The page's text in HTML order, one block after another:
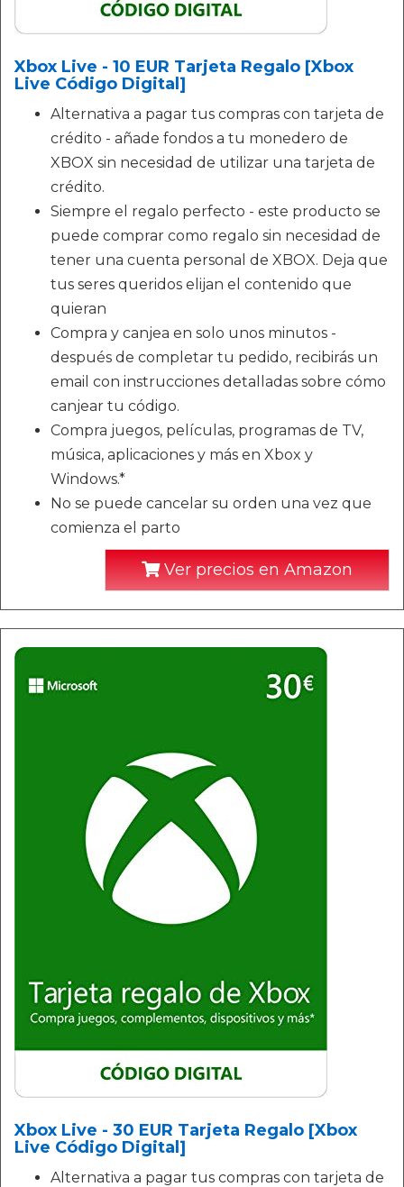
Xbox Live - 10 EUR Tarjeta Regalo [Xbox
Live Código Digital]
Alternativa a pagar tus compras con tarjeta de
crédito - añade fondos a tu monedero de
XBOX sin necesidad de utilizar una tarjeta de
crédito.
Siempre el regalo perfecto - este producto se
puede comprar como regalo sin necesidad de
tener una cuenta personal de XBOX. Deja que
tus seres queridos elijan el contenido que
quieran
Compra y canjea en solo unos minutos -
después de completar tu pedido, recibirás un
email con instrucciones detalladas sobre cómo
canjear tu código.
Compra juegos, películas, programas de TV,
música, aplicaciones y más en Xbox y
Windows.*
No se puede cancelar su orden una vez que
comienza el parto
Ver precios en Amazon
Xbox Live - 30 EUR Tarjeta Regalo [Xbox
Live Código Digital]
Alternativa a pagar tus compras con tarjeta de